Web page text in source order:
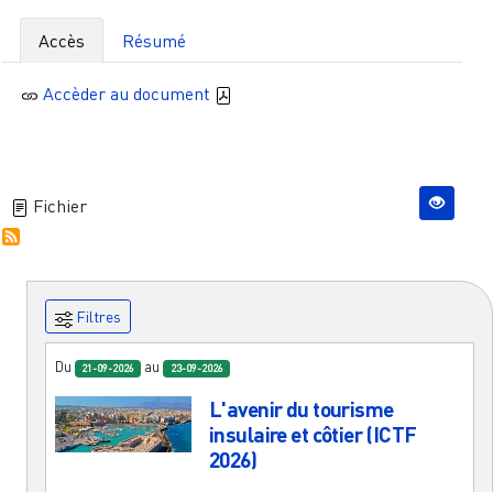
Accès Résumé
Accèder au document
Fichier
Filtres
Du 21-09-2026 au 23-09-2026
L'avenir du tourisme
insulaire et côtier (ICTF
2026)